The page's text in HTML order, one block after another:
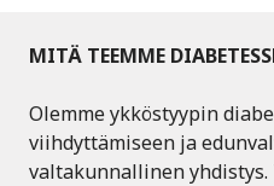
MITÄ TEEMME
Olemme ykköstyypin
viihdyttämiseen ja
valtakunnallinen